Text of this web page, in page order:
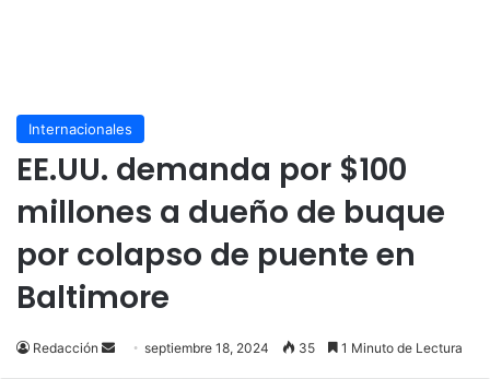
Internacionales
EE.UU. demanda por $100
millones a dueño de buque
por colapso de puente en
Baltimore
Redacción
Sendseptiembre 18, 2024 35 1 Minuto de Lectura